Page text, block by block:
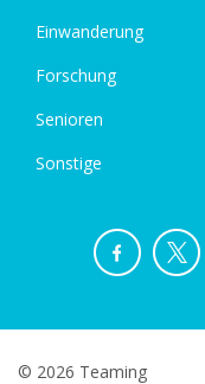
Einwanderung
Forschung
Senioren
Sonstige
© 2026 Teaming